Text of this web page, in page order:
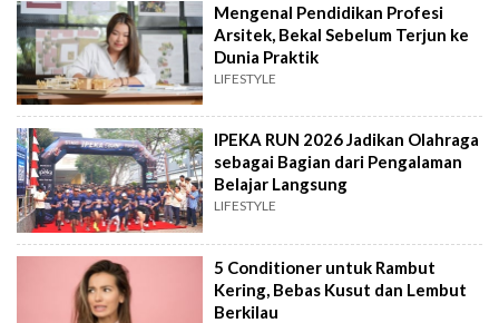
Mengenal Pendidikan Profesi
Arsitek, Bekal Sebelum Terjun ke
Dunia Praktik
LIFESTYLE
IPEKA RUN 2026 Jadikan Olahraga
sebagai Bagian dari Pengalaman
Belajar Langsung
LIFESTYLE
5 Conditioner untuk Rambut
Kering, Bebas Kusut dan Lembut
Berkilau